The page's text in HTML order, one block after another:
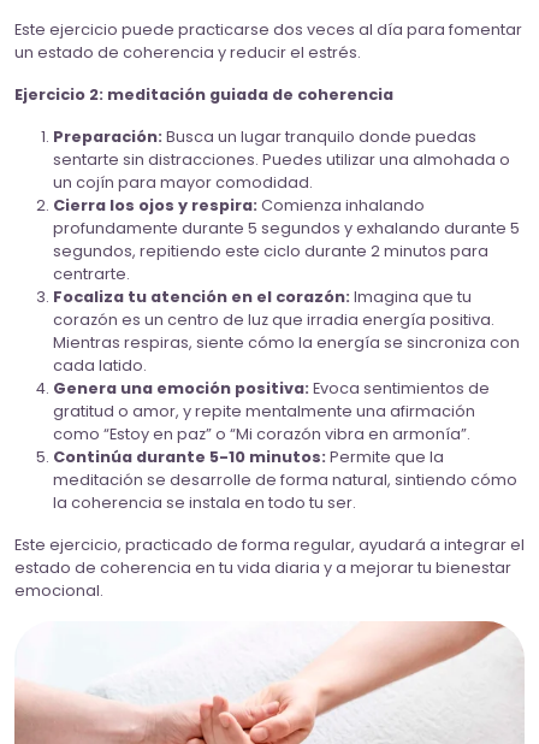
Este ejercicio puede practicarse dos veces al día para fomentar
un estado de coherencia y reducir el estrés.
Ejercicio 2: meditación guiada de coherencia
Preparación: Busca un lugar tranquilo donde puedas
sentarte sin distracciones. Puedes utilizar una almohada o
un cojín para mayor comodidad.
Cierra los ojos y respira: Comienza inhalando
profundamente durante 5 segundos y exhalando durante 5
segundos, repitiendo este ciclo durante 2 minutos para
centrarte.
Focaliza tu atención en el corazón: Imagina que tu
corazón es un centro de luz que irradia energía positiva.
Mientras respiras, siente cómo la energía se sincroniza con
cada latido.
Genera una emoción positiva: Evoca sentimientos de
gratitud o amor, y repite mentalmente una afirmación
como “Estoy en paz” o “Mi corazón vibra en armonía”.
Continúa durante 5-10 minutos: Permite que la
meditación se desarrolle de forma natural, sintiendo cómo
la coherencia se instala en todo tu ser.
Este ejercicio, practicado de forma regular, ayudará a integrar el
estado de coherencia en tu vida diaria y a mejorar tu bienestar
emocional.